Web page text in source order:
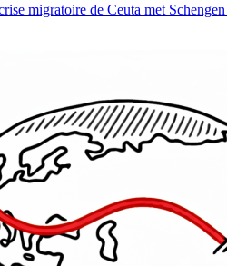
migratoire de Ceuta met